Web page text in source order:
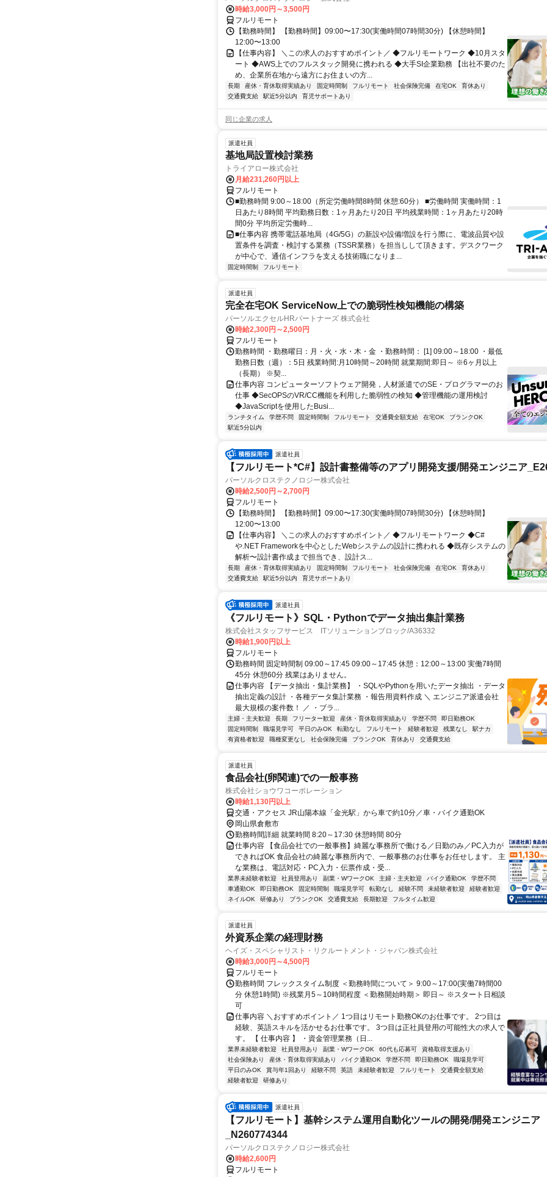
時給3,000円～3,500円
フルリモート
【勤務時間】 【勤務時間】09:00〜17:30(実働時間07時間30分) 【休憩時間】
12:00〜13:00
【仕事内容】 ＼この求人のおすすめポイント／ ◆フルリモートワーク ◆10月スタ
ート ◆AWS上でのフルスタック開発に携われる ◆大手SI企業勤務 【出社不要のた
め、企業所在地から遠方にお住まいの方...
長期 産休・育休取得実績あり 固定時間制 フルリモート 社会保険完備 在宅OK
育休あり
交通費支給
駅近5分以内 育児サポートあり
同じ企業の求人
派遣社員
基地局設置検討業務
トライアロー株式会社
月給231,260円以上
フルリモート
■勤務時間 9:00～18:00（所定労働時間8時間 休憩:60分） ■労働時間 実働時間：1
日あたり8時間 平均勤務日数：1ヶ月あたり20日 平均残業時間：1ヶ月あたり20時
間0分 平均所定労働時...
■仕事内容 携帯電話基地局（4G/5G）の新設や設備増設を行う際に、電波品質や設
置条件を調査・検討する業務（TSSR業務）を担当しして頂きます。デスクワーク
が中心で、通信インフラを支える技術職になりま...
固定時間制 フルリモート
派遣社員
完全在宅OK ServiceNow上での脆弱性検知機能の構築
パーソルエクセルHRパートナーズ 株式会社
時給2,300円～2,500円
フルリモート
勤務時間 ・勤務曜日：月・火・水・木・金 ・勤務時間： [1] 09:00～18:00 ・最低
勤務日数（週）：5日 残業時間:月10時間～20時間 就業期間:即日～ ※6ヶ月以上
（長期） ※契...
仕事内容 コンピューターソフトウェア開発，人材派遣でのSE・プログラマーのお
仕事 ◆SecOPSのVR/CC機能を利用した脆弱性の検知 ◆管理機能の運用検討
◆JavaScriptを使用したBusi...
ランチタイム 学歴不問 固定時間制 フルリモート 交通費全額支給 在宅OK
ブランクOK
駅近5分以内
派遣社員
【フルリモート*C#】設計書整備等のアプリ開発支援/開発エンジニア
パーソルクロステクノロジー株式会社
時給2,500円～2,700円
フルリモート
【勤務時間】 【勤務時間】09:00〜17:30(実働時間07時間30分) 【休憩時間】
12:00〜13:00
【仕事内容】 ＼この求人のおすすめポイント／ ◆フルリモートワーク ◆C#
や.NET Frameworkを中心としたWebシステムの設計に携われる ◆既存システムの
解析〜設計書作成まで担当でき、設計ス...
長期 産休・育休取得実績あり 固定時間制 フルリモート 社会保険完備 在宅OK
育休あり
交通費支給
駅近5分以内 育児サポートあり
派遣社員
《フルリモート》SQL・Pythonでデータ抽出集計業務
株式会社スタッフサービス ITソリューションブロック/A36332
時給1,900円以上
フルリモート
勤務時間 固定時間制 09:00～17:45 09:00～17:45 休憩：12:00～13:00 実働7時間
45分 休憩60分 残業はありません。
仕事内容 【データ抽出・集計業務】 ・SQLやPythonを用いたデータ抽出 ・データ
抽出定義の設計 ・各種データ集計業務 ・報告用資料作成 ＼ エンジニア派遣会社
最大規模の案件数！ ／ ・ブラ...
主婦・主夫歓迎 長期 フリーター歓迎 産休・育休取得実績あり 学歴不問
即日勤務OK
固定時間制
職場見学可 平日のみOK 転勤なし フルリモート 経験者歓迎 残業なし
駅ナカ
有資格者歓迎
職種変更なし 社会保険完備 ブランクOK 育休あり 交通費支給
派遣社員
食品会社(卵関連)での一般事務
株式会社ショウワコーポレーション
時給1,130円以上
交通・アクセス JR山陽本線「金光駅」から車で約10分／車・バイク通勤OK
岡山県倉敷市
勤務時間詳細 就業時間 8:20～17:30 休憩時間 80分
仕事内容 【食品会社での一般事務】綺麗な事務所で働ける／日勤のみ／PC入力が
できればOK 食品会社の綺麗な事務所内で、一般事務のお仕事をお任せします。 主
な業務は、電話対応・PC入力・伝票作成・受...
業界未経験者歓迎 社員登用あり 副業・WワークOK 主婦・主夫歓迎 バイク通勤OK
学歴不問
車通勤OK
即日勤務OK 固定時間制 職場見学可 転勤なし 経験不問 未経験者歓迎
経験者歓迎
ネイルOK
研修あり ブランクOK 交通費支給 長期歓迎 フルタイム歓迎
派遣社員
外資系企業の経理財務
ヘイズ・スペシャリスト・リクルートメント・ジャパン株式会社
時給3,000円～4,500円
フルリモート
勤務時間 フレックスタイム制度 ＜勤務時間について＞ 9:00～17:00(実働7時間00
分 休憩1時間) ※残業月5～10時間程度 ＜勤務開始時期＞ 即日～ ※スタート日相談
可
仕事内容 ＼おすすめポイント／ 1つ目はリモート勤務OKのお仕事です。 2つ目は
経験、英語スキルを活かせるお仕事です。 3つ目は正社員登用の可能性大の求人で
す。 【 仕事内容 】 ・資金管理業務（日...
業界未経験者歓迎 社員登用あり 副業・WワークOK 60代も応募可
資格取得支援あり
社会保険あり
産休・育休取得実績あり バイク通勤OK 学歴不問 即日勤務OK
職場見学可
平日のみOK
賞与年1回あり 経験不問 英語 未経験者歓迎 フルリモート
交通費全額支給
経験者歓迎
研修あり
派遣社員
【フルリモート】基幹システム運用自動化ツールの開発/開発エンジニア
_N260774344
パーソルクロステクノロジー株式会社
時給2,600円
フルリモート